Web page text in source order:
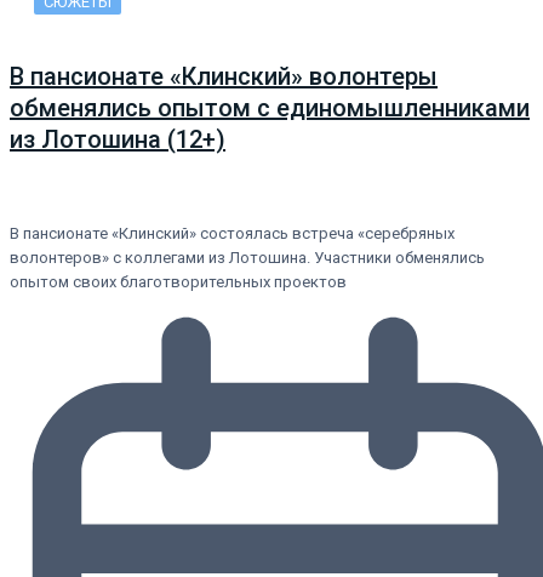
В пансионате «Клинский» волонтеры
обменялись опытом с единомышленниками
из Лотошина (12+)
В пансионате «Клинский» состоялась встреча «серебряных
волонтеров» с коллегами из Лотошина. Участники обменялись
опытом своих благотворительных проектов